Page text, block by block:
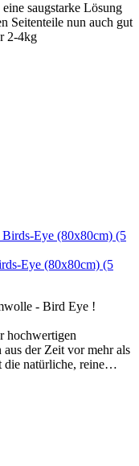
saugstarke Lösung
Seitenteile nun auch gut
2-4kg
Eye (80x80cm) (5
- Bird Eye !
hochwertigen
der Zeit vor mehr als
die natürliche, reine…